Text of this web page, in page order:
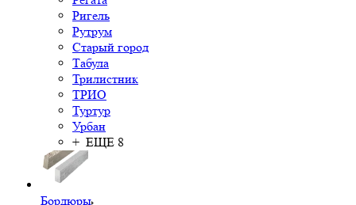
Ригель
Рутрум
Старый город
Табула
Трилистник
ТРИО
Туртур
Урбан
+ ЕЩЕ 8
Бордюры